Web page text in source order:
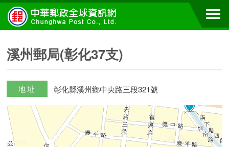
溪州郵局(彰化37支)
地址 彰化縣溪州鄉中央路三段321號